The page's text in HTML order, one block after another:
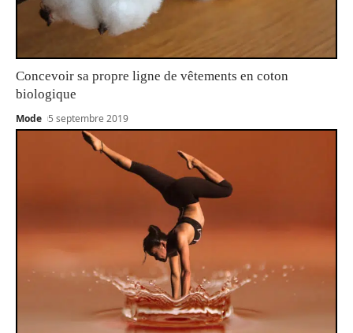
Concevoir sa propre ligne de vêtements en coton
biologique
Mode 5 septembre 2019